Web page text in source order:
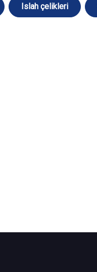
Islah çelikleri